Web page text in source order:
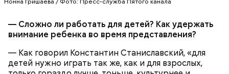
Нонна Гришаева / Фото: Пресс-служба Пятого канала
— Сложно ли работать для детей? Как удержать
внимание ребенка во время представления?
— Как говорил Константин Станиславский, «для
детей нужно играть так же, как и для взрослых,